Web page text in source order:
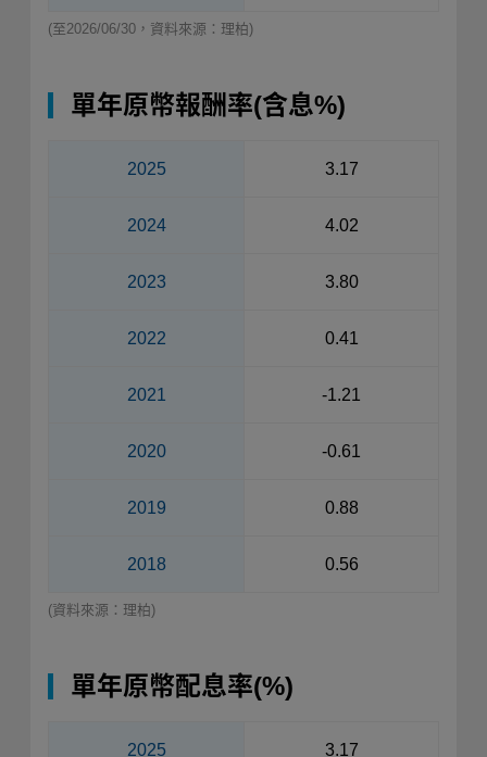
(至2026/06/30，資料來源：理柏)
單年原幣報酬率(含息%)
2025 3.17
2024 4.02
2023 3.80
2022 0.41
2021 -1.21
2020 -0.61
2019 0.88
2018 0.56
(資料來源：理柏)
單年原幣配息率(%)
2025 3.17